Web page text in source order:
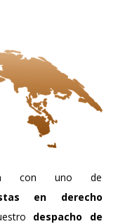
con uno de
en derecho
despacho de